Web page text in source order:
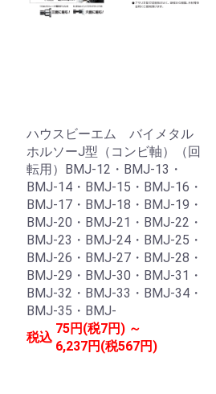
ハウスビーエム バイメタル
ホルソーJ型（コンビ軸）（回
転用）BMJ-12・BMJ-13・
BMJ-14・BMJ-15・BMJ-16・
BMJ-17・BMJ-18・BMJ-19・
BMJ-20・BMJ-21・BMJ-22・
BMJ-23・BMJ-24・BMJ-25・
BMJ-26・BMJ-27・BMJ-28・
BMJ-29・BMJ-30・BMJ-31・
BMJ-32・BMJ-33・BMJ-34・
BMJ-35・BMJ-
税込
75円(税7円) ～
6,237円(税567円)